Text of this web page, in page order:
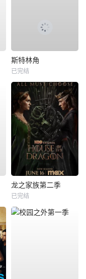
斯特林角
已完结
龙之家族第二季
已完结